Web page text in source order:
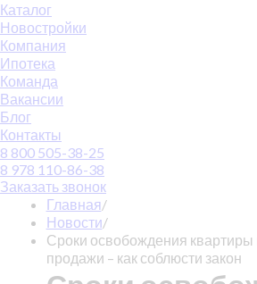
Каталог
Новостройки
Компания
Ипотека
Команда
Вакансии
Блог
Контакты
8 800 505-38-25
8 978 110-86-38
Заказать звонок
Главная/
Новости/
Сроки освобождения квартиры
продажи – как соблюсти закон